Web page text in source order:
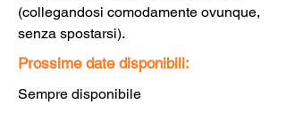
(collegandosi comodamente ovunque,
senza spostarsi).
Prossime date disponibili:
Sempre disponibile